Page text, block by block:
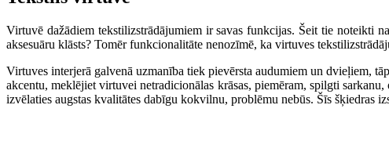
Virtuvē dažādiem tekstilizstrādājumiem ir savas funkcijas. Šeit tie noteikti
aksesuāru klāsts? Tomēr funkcionalitāte nenozīmē, ka virtuves
Virtuves interjerā galvenā uzmanība tiek pievērsta audumiem un dvieļiem,
akcentu, meklējiet virtuvei netradicionālas krāsas, piemēram, spilgti
izvēlaties augstas kvalitātes dabīgu kokvilnu, problēmu nebūs. Šīs